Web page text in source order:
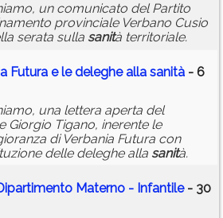
un comunicato del Partito
provinciale Verbano Cusio
serata sulla sanità territoriale.
Futura e le deleghe alla sanità - 6
una lettera aperta del
Giorgio Tigano, inerente le
di Verbania Futura con
delle deleghe alla sanità.
Materno - Infantile- 30